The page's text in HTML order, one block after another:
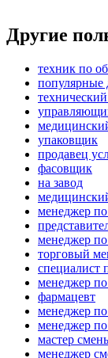
Другие
техник по
упаковщик
продавец
фасовщик
на завод
менеджер
менеджер
торговый
специалист
менеджер по
фармацевт
менеджер
менеджер
мастер
менеджер